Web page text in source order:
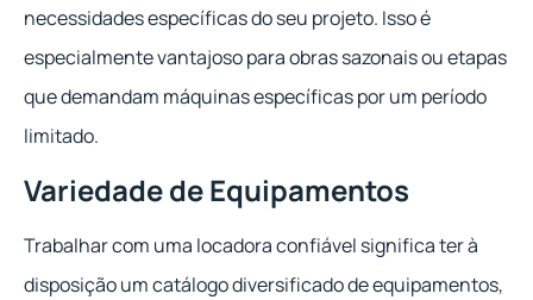
necessidades específicas do seu projeto. Isso é
especialmente vantajoso para obras sazonais ou etapas
que demandam máquinas específicas por um período
limitado.
Variedade de Equipamentos
Trabalhar com uma locadora confiável significa ter à
disposição um catálogo diversificado de equipamentos,